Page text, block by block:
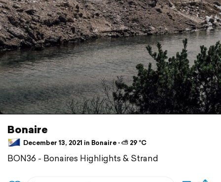
Bonaire
December 13, 2021 in Bonaire ⋅ ⛅ 29 °C
BON36 - Bonaires Highlights & Strand